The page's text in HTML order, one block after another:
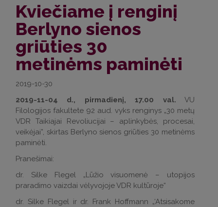
Kviečiame į renginį
Berlyno sienos
griūties 30
metinėms paminėti
2019-10-30
2019-11-04 d., pirmadienį, 17.00 val. VU
Filologijos fakultete 92 aud. vyks renginys „30 metų
VDR Taikiajai Revoliucijai – aplinkybės, procesai,
veikėjai”, skirtas Berlyno sienos griūties 30 metinėms
paminėti.
Pranešimai:
dr. Silke Flegel „Lūžio visuomenė – utopijos
praradimo vaizdai vėlyvojoje VDR kultūroje“
dr. Silke Flegel ir dr. Frank Hoffmann „‘Atsisakome